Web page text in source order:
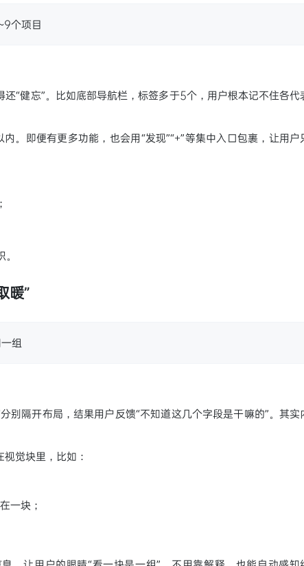
个项目
“健忘”。比如底部导航栏，标签多于5个，用户根本记不住各代
。即便有更多功能，也会用“发现”“+”等集中入口包裹，让用户
暖”
组
别隔开布局，结果用户反馈“不知道这几个字段是干嘛的”。其实
觉块里，比如：
一块；